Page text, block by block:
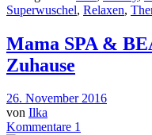
Superwuschel, Relaxen,
Mama SPA &
Zuhause
26. November 2016
von Ilka
Kommentare 1